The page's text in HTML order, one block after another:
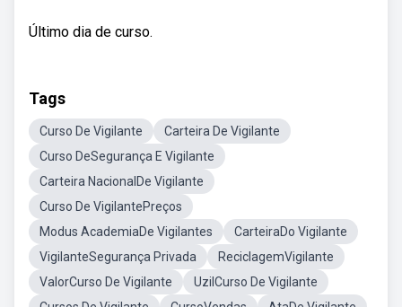
Último dia de curso.
Tags
Curso De Vigilante
Carteira De Vigilante
Curso DeSegurança E Vigilante
Carteira NacionalDe Vigilante
Curso De VigilantePreços
Modus AcademiaDe Vigilantes
CarteiraDo Vigilante
VigilanteSegurança Privada
ReciclagemVigilante
ValorCurso De Vigilante
UzilCurso De Vigilante